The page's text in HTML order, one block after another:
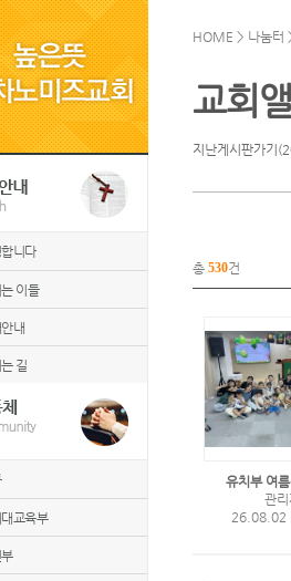
니다
이들
내
길
교육부
HOME > 나눔터
교회
지난게시판가기
총 530건
유치부 여
관리
26.08.02